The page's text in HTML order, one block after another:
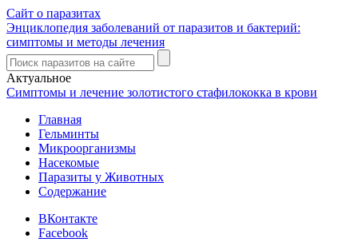
Сайт о паразитах
Энциклопедия заболеваний от паразитов и бактерий:
симптомы и методы лечения
Актуальное
Симптомы и лечение золотистого стафилококка в крови
Главная
Гельминты
Микроорганизмы
Насекомые
Паразиты у Животных
Содержание
ВКонтакте
Facebook